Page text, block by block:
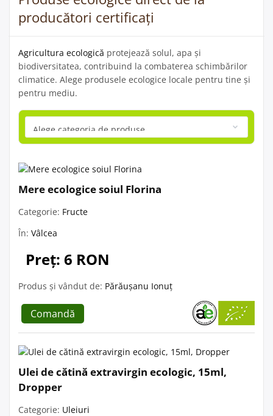
producători certificați
Agricultura ecologică protejează solul, apa și
biodiversitatea, contribuind la combaterea schimbărilor
climatice. Alege produsele ecologice locale pentru tine și
pentru mediu.
Mere ecologice soiul Florina
Categorie: Fructe
În: Vâlcea
Preț: 6 RON
Produs și vândut de: Părăușanu Ionuț
Comandă
Ulei de cătină extravirgin ecologic, 15ml,
Dropper
Categorie: Uleiuri